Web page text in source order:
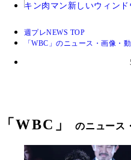
キン肉マン 新しいウィンド
週プレNEWS TOP
「WBC」のニュース・画像・
「WBC 」のニュース